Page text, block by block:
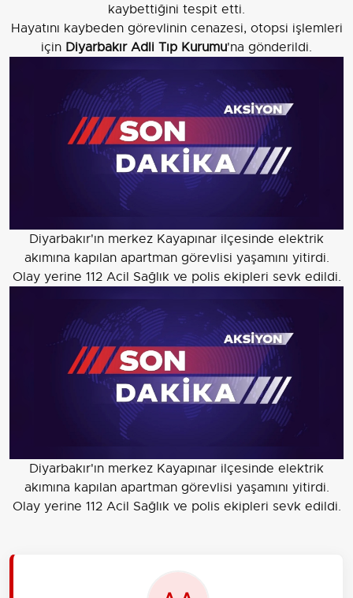
kaybettiğini tespit etti.
Hayatını kaybeden görevlinin cenazesi, otopsi işlemleri
için Diyarbakır Adli Tıp Kurumu'na gönderildi.
Diyarbakır'ın merkez Kayapınar ilçesinde elektrik
akımına kapılan apartman görevlisi yaşamını yitirdi.
Olay yerine 112 Acil Sağlık ve polis ekipleri sevk edildi.
Diyarbakır'ın merkez Kayapınar ilçesinde elektrik
akımına kapılan apartman görevlisi yaşamını yitirdi.
Olay yerine 112 Acil Sağlık ve polis ekipleri sevk edildi.